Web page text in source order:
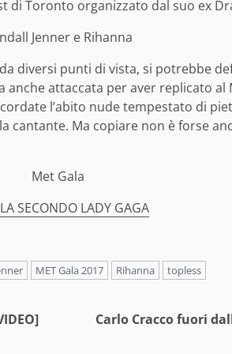
di Toronto organizzato dal suo ex
diversi punti di vista, si potrebbe
attaccata per aver replicato al
l’abito nude tempestato di
cantante. Ma copiare non è forse
SECONDO LADY GAGA
MET Gala 2017 Rihanna topless
Carlo Cracco fuori